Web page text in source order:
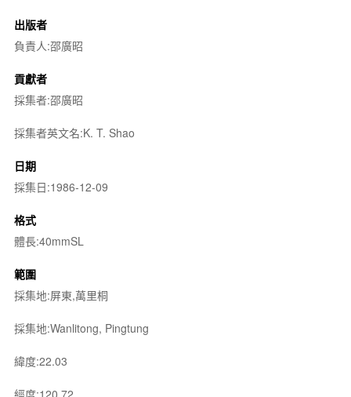
出版者
負責人:邵廣昭
貢獻者
採集者:邵廣昭
採集者英文名:K. T. Shao
日期
採集日:1986-12-09
格式
體長:40mmSL
範圍
採集地:屏東,萬里桐
採集地:Wanlitong, Pingtung
緯度:22.03
經度:120.72